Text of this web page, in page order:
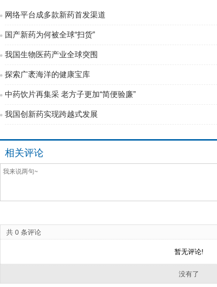
网络平台成多款新药首发渠道
国产新药为何被全球“扫货”
我国生物医药产业全球突围
探索广袤海洋的健康宝库
中药饮片再集采 老方子更加“简便验廉”
我国创新药实现跨越式发展
相关评论
共 0 条评论
暂无评论!
没有了